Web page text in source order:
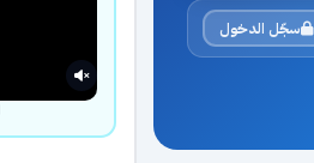
سجّل الدخول